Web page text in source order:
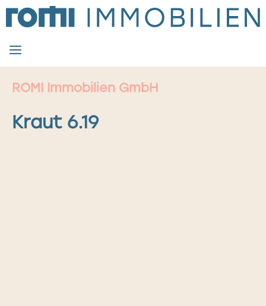
Zum
Inhalt
springen
MENÜ
ROMI Immobilien GmbH
Kraut 6.19